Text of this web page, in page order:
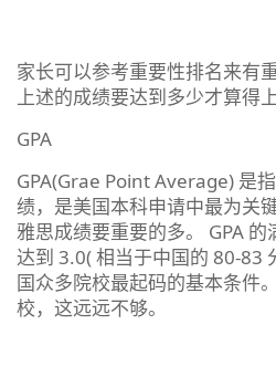
家长可以参考重要性排名来有
上述的成绩要达到多少才算得
GPA
GPA(Grae Point Average) 是
绩，是美国本科申请中最为关
雅思成绩要重要的多。 GPA 的
达到 3.0( 相当于中国的 80-83
国众多院校最起码的基本条件
校，这远远不够。